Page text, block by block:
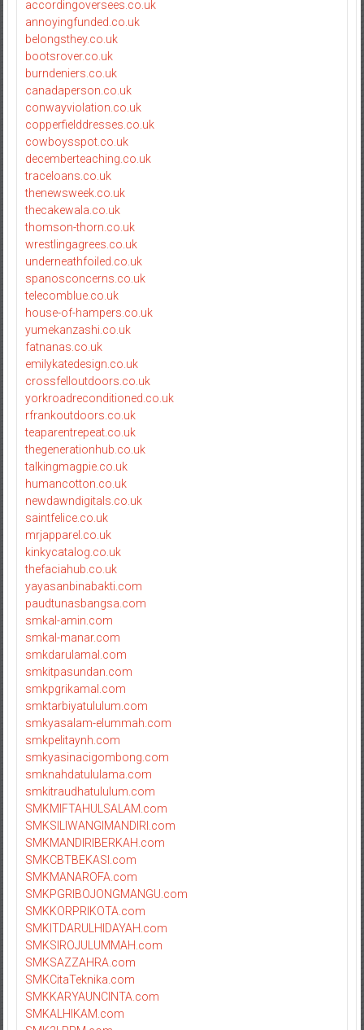
accordingoversees.co.uk
annoyingfunded.co.uk
belongsthey.co.uk
bootsrover.co.uk
burndeniers.co.uk
canadaperson.co.uk
conwayviolation.co.uk
copperfielddresses.co.uk
cowboysspot.co.uk
decemberteaching.co.uk
traceloans.co.uk
thenewsweek.co.uk
thecakewala.co.uk
thomson-thorn.co.uk
wrestlingagrees.co.uk
underneathfoiled.co.uk
spanosconcerns.co.uk
telecomblue.co.uk
house-of-hampers.co.uk
yumekanzashi.co.uk
fatnanas.co.uk
emilykatedesign.co.uk
crossfelloutdoors.co.uk
yorkroadreconditioned.co.uk
rfrankoutdoors.co.uk
teaparentrepeat.co.uk
thegenerationhub.co.uk
talkingmagpie.co.uk
humancotton.co.uk
newdawndigitals.co.uk
saintfelice.co.uk
mrjapparel.co.uk
kinkycatalog.co.uk
thefaciahub.co.uk
yayasanbinabakti.com
paudtunasbangsa.com
smkal-amin.com
smkal-manar.com
smkdarulamal.com
smkitpasundan.com
smkpgrikamal.com
smktarbiyatululum.com
smkyasalam-elummah.com
smkpelitaynh.com
smkyasinacigombong.com
smknahdatululama.com
smkitraudhatululum.com
SMKMIFTAHULSALAM.com
SMKSILIWANGIMANDIRI.com
SMKMANDIRIBERKAH.com
SMKCBTBEKASI.com
SMKMANAROFA.com
SMKPGRIBOJONGMANGU.com
SMKKORPRIKOTA.com
SMKITDARULHIDAYAH.com
SMKSIROJULUMMAH.com
SMKSAZZAHRA.com
SMKCitaTeknika.com
SMKKARYAUNCINTA.com
SMKALHIKAM.com